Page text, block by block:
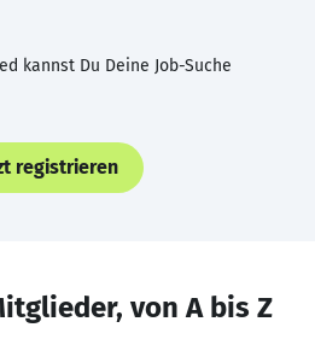
kannst Du Deine Job-Suche
registrieren
von A bis Z